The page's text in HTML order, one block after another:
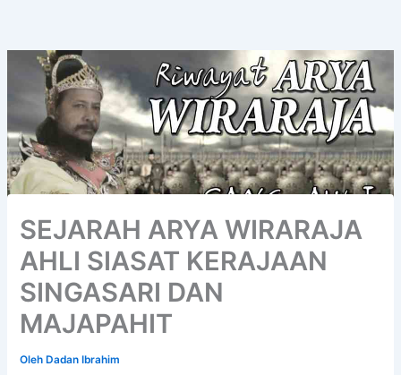
SEJARAH ARYA WIRARAJA
AHLI SIASAT KERAJAAN
SINGASARI DAN
MAJAPAHIT
Oleh Dadan Ibrahim